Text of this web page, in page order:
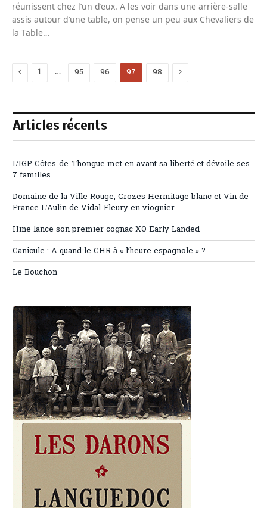
réunissent chez l’un d’eux. A les voir dans une arrière-salle
assis autour d’une table, on pense un peu aux Chevaliers de
la Table…
Previous
1 … 95 96 97 98 Next
Articles récents
L’IGP Côtes-de-Thongue met en avant sa liberté et dévoile ses
7 familles
Domaine de la Ville Rouge, Crozes Hermitage blanc et Vin de
France L’Aulin de Vidal-Fleury en viognier
Hine lance son premier cognac XO Early Landed
Canicule : A quand le CHR à « l’heure espagnole » ?
Le Bouchon